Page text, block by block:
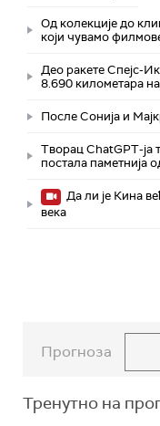
Од колекције до
који чувамо
Део ракете Спејс-
8.690 километара
После Сонија и
Творац ChatGPT-ја
постала паметнија
Да ли је Кина
века
Прогноза
Тренутно на